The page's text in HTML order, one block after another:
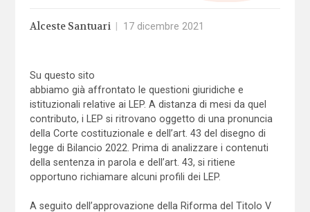
Alceste Santuari 17 dicembre 2021
Su questo sito
abbiamo già affrontato le questioni giuridiche e
istituzionali relative ai LEP. A distanza di mesi da quel
contributo, i LEP si ritrovano oggetto di una pronuncia
della Corte costituzionale e dell’art. 43 del disegno di
legge di Bilancio 2022. Prima di analizzare i contenuti
della sentenza in parola e dell’art. 43, si ritiene
opportuno richiamare alcuni profili dei LEP.
A seguito dell’approvazione della Riforma del Titolo V